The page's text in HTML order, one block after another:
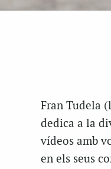
Fran Tudela
dedica a la
vídeos amb
en els seus